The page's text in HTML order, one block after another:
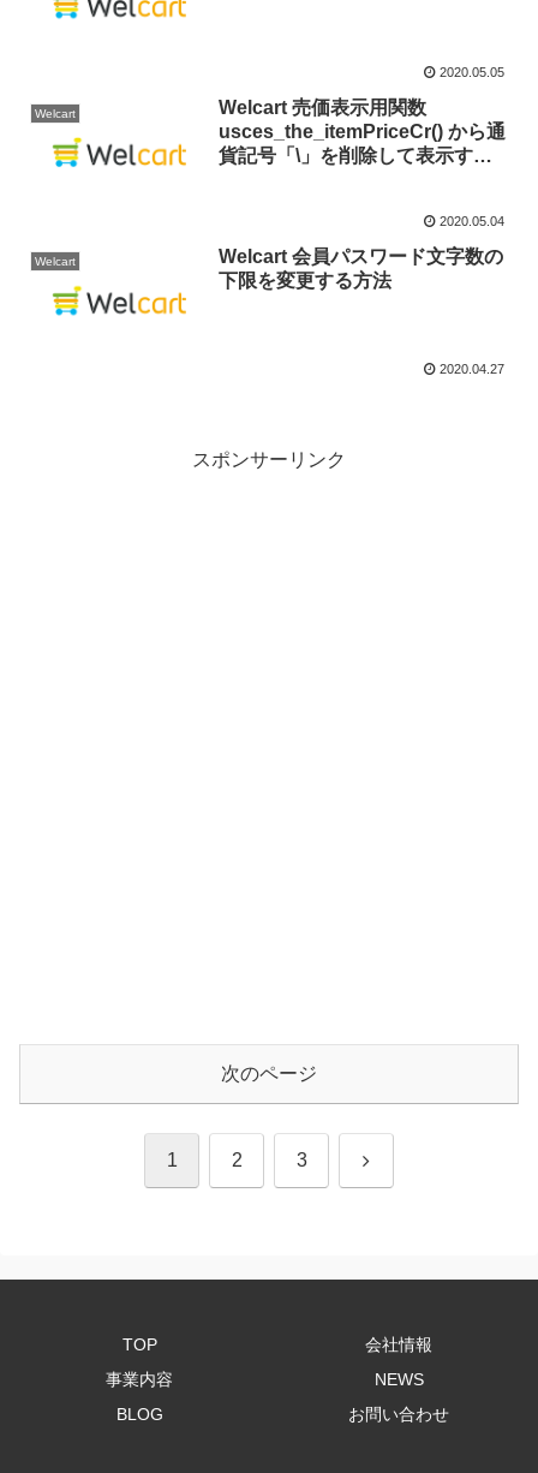
2020.05.05
Welcart
Welcart 売価表示用関数
usces_the_itemPriceCr() から通
貨記号「\」を削除して表示する
2020.05.04
Welcart
Welcart 会員パスワード文字数の
下限を変更する方法
2020.04.27
スポンサーリンク
次のページ
1 2 3 次
TOP
会社情報
事業内容
NEWS
BLOG
お問い合わせ